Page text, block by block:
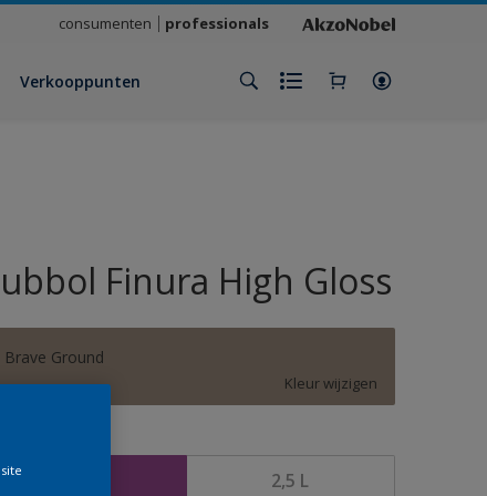
consumenten professionals
Verkooppunten
Finura High Gloss
Brave Ground
Kleur wijzigen
2,5 L